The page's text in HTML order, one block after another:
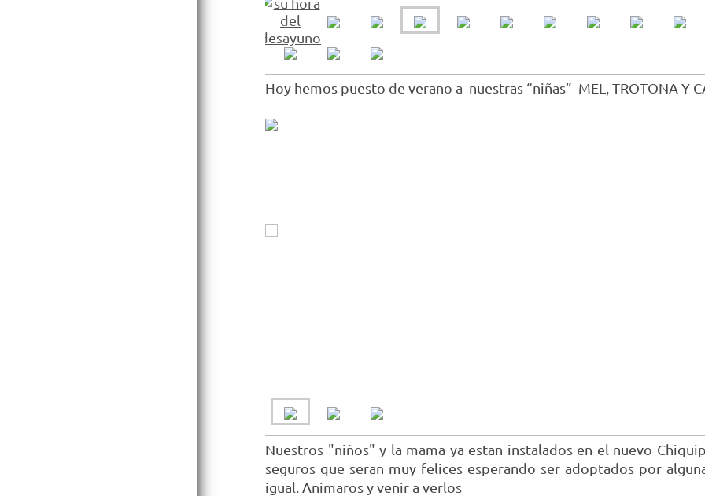
Hoy hemos puesto de verano a nuestras “niñas” MEL, TROTONA Y
Nuestros "niños" y la mama ya estan instalados en el nuevo
seguros que seran muy felices esperando ser adoptados por
igual. Animaros y venir a verlos